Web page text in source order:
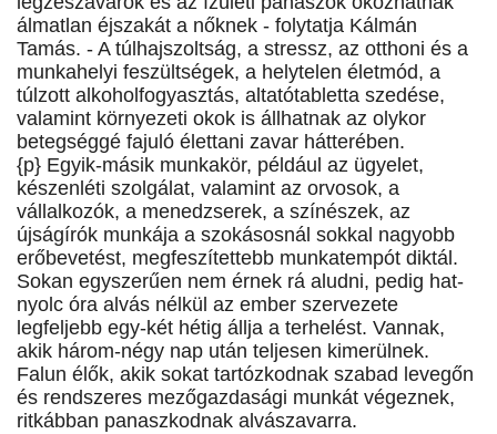
álmatlan éjszakát a nőknek - folytatja Kálmán
Tamás. - A túlhajszoltság, a stressz, az otthoni és a
munkahelyi feszültségek, a helytelen életmód, a
túlzott alkoholfogyasztás, altatótabletta szedése,
valamint környezeti okok is állhatnak az olykor
betegséggé fajuló élettani zavar hátterében.
{p} Egyik-másik munkakör, például az ügyelet,
készenléti szolgálat, valamint az orvosok, a
vállalkozók, a menedzserek, a színészek, az
újságírók munkája a szokásosnál sokkal nagyobb
erőbevetést, megfeszítettebb munkatempót diktál.
Sokan egyszerűen nem érnek rá aludni, pedig hat-
nyolc óra alvás nélkül az ember szervezete
legfeljebb egy-két hétig állja a terhelést. Vannak,
akik három-négy nap után teljesen kimerülnek.
Falun élők, akik sokat tartózkodnak szabad levegőn
és rendszeres mezőgazdasági munkát végeznek,
ritkábban panaszkodnak alvászavarra.